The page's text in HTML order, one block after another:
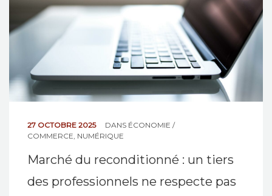
CONTACT
27 OCTOBRE 2025 DANS ÉCONOMIE /
COMMERCE NUMÉRIQUE
Marché du reconditionné : un tiers
des professionnels ne respecte pas